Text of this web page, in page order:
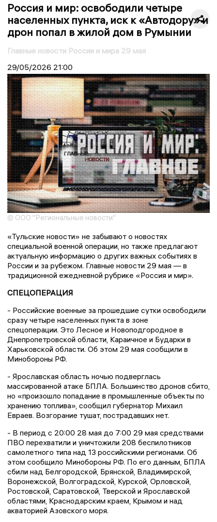
Россия и мир: освободили четыре
населенных пункта, иск к «Автодору» и
дрон попал в жилой дом в Румынии
Главные новости России и мира 29 мая
29/05/2026 21:00
© ООО "Региональные новости"
«Тульские новости» не забывают о новостях
специальной военной операции, но также предлагают
актуальную информацию о других важных событиях в
России и за рубежом. Главные новости 29 мая — в
традиционной ежедневной рубрике «Россия и мир».
СПЕЦОПЕРАЦИЯ
- Российские военные за прошедшие сутки освободили
сразу четыре населенных пункта в зоне
спецоперации. Это Лесное и Новоподгородное в
Днепропетровской области, Караичное и Бударки в
Харьковской области. Об этом 29 мая сообщили в
Минобороны РФ.
- Ярославская область ночью подверглась
массированной атаке БПЛА. Большинство дронов сбито,
но «произошло попадание в промышленные объекты по
хранению топлива», сообщил губернатор Михаил
Евраев. Возгорание тушат, пострадавших нет.
- В период с 20:00 28 мая до 7:00 29 мая средствами
ПВО перехватили и уничтожили 208 беспилотников
самолетного типа над 13 российскими регионами. Об
этом сообщило Минобороны РФ. По его данным, БПЛА
сбили над Белгородской, Брянской, Владимирской,
Воронежской, Волгоградской, Курской, Орловской,
Ростовской, Саратовской, Тверской и Ярославской
областями, Краснодарским краем, Крымом и над
акваторией Азовского моря.